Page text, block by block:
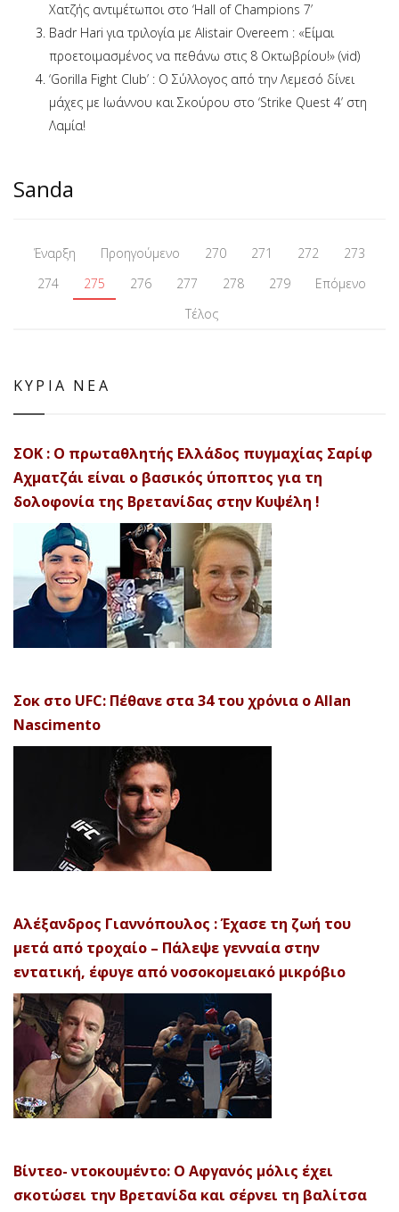
Χατζής αντιμέτωποι στο ‘Hall of Champions 7’
Badr Hari για τριλογία με Alistair Overeem : «Είμαι
προετοιμασμένος να πεθάνω στις 8 Οκτωβρίου!» (vid)
‘Gorilla Fight Club’ : Ο Σύλλογος από την Λεμεσό δίνει
μάχες με Ιωάννου και Σκούρου στο ‘Strike Quest 4’ στη
Λαμία!
Sanda
Έναρξη Προηγούμενο 270 271 272
273
274
275 276 277 278 279
Επόμενο
Τέλος
ΚΥΡΙΑ ΝΕΑ
ΣΟΚ : Ο πρωταθλητής Ελλάδος πυγμαχίας Σαρίφ
Αχματζάι είναι ο βασικός ύποπτος για τη
δολοφονία της Βρετανίδας στην Κυψέλη !
Σοκ στο UFC: Πέθανε στα 34 του χρόνια ο Allan
Nascimento
Αλέξανδρος Γιαννόπουλος : Έχασε τη ζωή του
μετά από τροχαίο – Πάλεψε γενναία στην
εντατική, έφυγε από νοσοκομειακό μικρόβιο
Βίντεο- ντοκουμέντο: Ο Αφγανός μόλις έχει
σκοτώσει την Βρετανίδα και σέρνει τη βαλίτσα